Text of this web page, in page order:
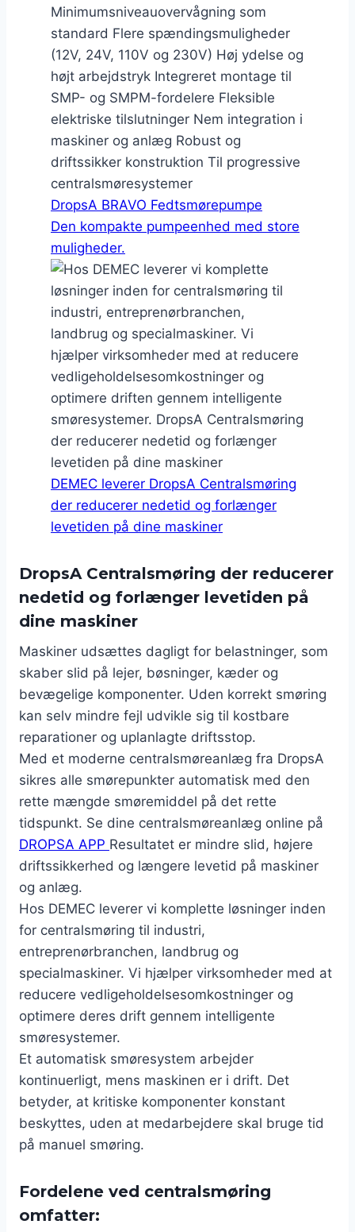
DropsA BRAVO Fedtsmørepumpe
Den kompakte pumpeenhed med store
muligheder.
DEMEC leverer DropsA Centralsmøring
der reducerer nedetid og forlænger
levetiden på dine maskiner
DropsA Centralsmøring der reducerer
nedetid og forlænger levetiden på
dine maskiner
Maskiner udsættes dagligt for belastninger, som
skaber slid på lejer, bøsninger, kæder og
bevægelige komponenter. Uden korrekt smøring
kan selv mindre fejl udvikle sig til kostbare
reparationer og uplanlagte driftsstop.
Med et moderne centralsmøreanlæg fra DropsA
sikres alle smørepunkter automatisk med den
rette mængde smøremiddel på det rette
tidspunkt. Se dine centralsmøreanlæg online på
DROPSA APP Resultatet er mindre slid, højere
driftssikkerhed og længere levetid på maskiner
og anlæg.
Hos DEMEC leverer vi komplette løsninger inden
for centralsmøring til industri,
entreprenørbranchen, landbrug og
specialmaskiner. Vi hjælper virksomheder med at
reducere vedligeholdelsesomkostninger og
optimere deres drift gennem intelligente
smøresystemer.
Et automatisk smøresystem arbejder
kontinuerligt, mens maskinen er i drift. Det
betyder, at kritiske komponenter konstant
beskyttes, uden at medarbejdere skal bruge tid
på manuel smøring.
Fordelene ved centralsmøring
omfatter: